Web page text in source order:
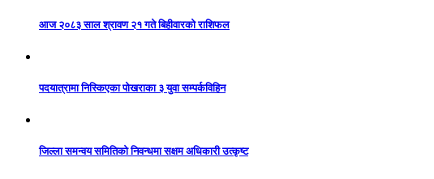
आज २०८३ साल श्रावण २१ गते बिहीवारको राशिफल
पदयात्रामा निस्किएका पोखराका ३ युवा सम्पर्कविहिन
जिल्ला समन्वय समितिको निवन्धमा सक्षम अधिकारी उत्कृष्ट